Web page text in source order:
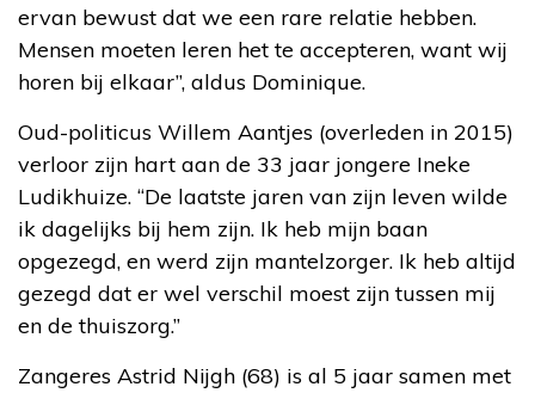
ervan bewust dat we een rare relatie hebben.
Mensen moeten leren het te accepteren, want wij
horen bij elkaar”, aldus Dominique.
Oud-politicus Willem Aantjes (overleden in 2015)
verloor zijn hart aan de 33 jaar jongere Ineke
Ludikhuize. “De laatste jaren van zijn leven wilde
ik dagelijks bij hem zijn. Ik heb mijn baan
opgezegd, en werd zijn mantelzorger. Ik heb altijd
gezegd dat er wel verschil moest zijn tussen mij
en de thuiszorg.”
Zangeres Astrid Nijgh (68) is al 5 jaar samen met